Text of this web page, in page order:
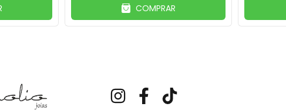
COMPRAR